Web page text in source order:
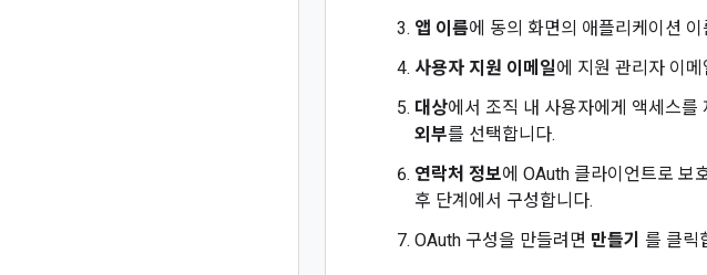
앱 이름에 동의 화면의 애플리케이션
사용자 지원 이메일에 지원 관리자 이
대상에서 조직 내 사용자에게 액세스를
외부를 선택합니다.
연락처 정보에 OAuth 클라이언트로 보
후 단계에서 구성합니다.
OAuth 구성을 만들려면 만들기 를 클릭